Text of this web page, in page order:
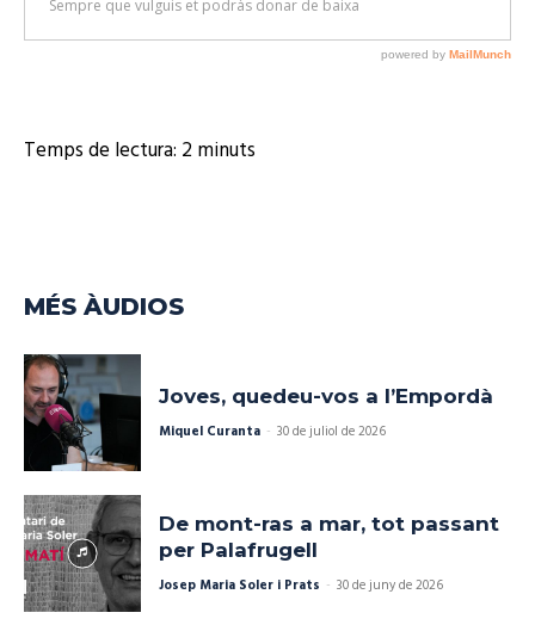
Temps de lectura: 2minuts
MÉS ÀUDIOS
Joves, quedeu-vos a l’Empordà
Miquel Curanta - 30 de juliol de 2026
De mont-ras a mar, tot passant
per Palafrugell
Josep Maria Soler i Prats - 30 de juny de 2026